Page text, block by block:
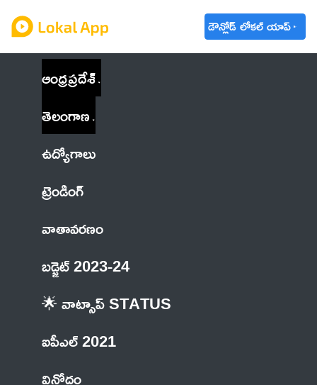
డౌన్లోడ్ లోకల్ యాప్
ఆంధ్రప్రదేశ్
తెలంగాణ
ఉద్యోగాలు
ట్రెండింగ్
వాతావరణం
బడ్జెట్ 2023-24
🌟 వాట్సాప్ STATUS
ఐపీఎల్ 2021
వినోదం